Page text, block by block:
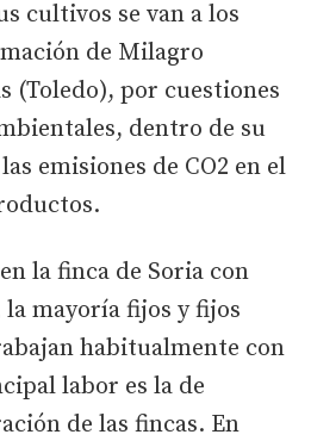
cultivos se van a los
de Milagro
(Toledo), por cuestiones
dentro de su
emisiones de CO2 en el
la finca de Soria con
la mayoría fijos y fijos
habitualmente con
labor es la de
de las fincas. En